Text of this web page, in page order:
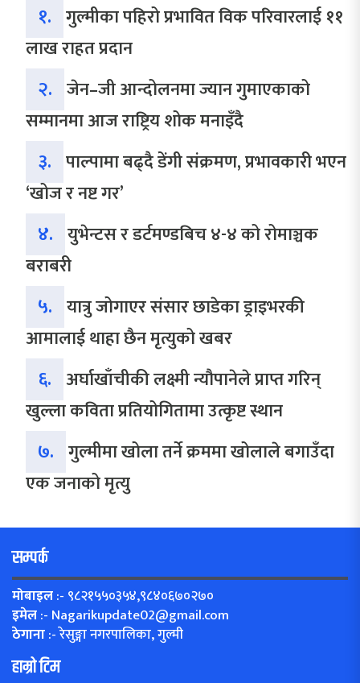
१. गुल्मीका पहिरो प्रभावित विक परिवारलाई ११
लाख राहत प्रदान
२. जेन–जी आन्दोलनमा ज्यान गुमाएकाको
सम्मानमा आज राष्ट्रिय शोक मनाइँदै
३. पाल्पामा बढ्दै डेंगी संक्रमण, प्रभावकारी भएन
‘खोज र नष्ट गर’
४. युभेन्टस र डर्टमण्डबिच ४-४ को रोमाञ्चक
बराबरी
५. यात्रु जोगाएर संसार छाडेका ड्राइभरकी
आमालाई थाहा छैन मृत्युको खबर
६. अर्घाखाँचीकी लक्ष्मी न्यौपानेले प्राप्त गरिन्
खुल्ला कविता प्रतियोगितामा उत्कृष्ट स्थान
७. गुल्मीमा खोला तर्ने क्रममा खोलाले बगाउँदा
एक जनाको मृत्यु
सम्पर्क
मोबाइल:- ९८२१५५०३५४,९८४०६७०२७०
इमेल:- Nagarikupdate02@gmail.com
ठेगाना:- रेसुङ्गा नगरपालिका, गुल्मी
हाम्रो टिम